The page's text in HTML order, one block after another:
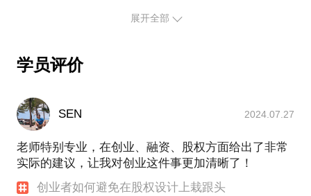
率。期待与你的见面。
的个人经验、意见或观点，仅供学员参考使用，亦不
通过正式途径签订相关的律师代理合同、顾问合同或
其他形式的聘用合同。本话题内容及行家观点不代表
这都是有套路可以学习的。
展开全部
学员评价
SEN 2024.07.27
老师特别专业，在创业、融资、股权方面给出了非常
实际的建议，让我对创业这件事更加清晰了！
创业者如何避免在股权设计上栽跟头